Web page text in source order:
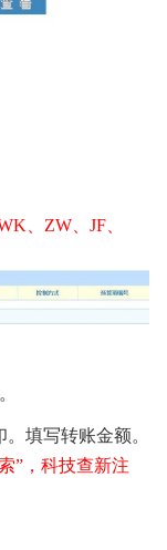
WK、ZW、JF、
填写转账金额。
”，科技查新注